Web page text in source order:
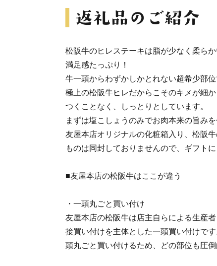
松阪牛のヒレステーキは脂が少なく柔ら
満足感たっぷり！
牛一頭からわずかしかとれない超希少部位
極上の松阪牛ヒレだからこそのキメが細
つくことなく、しっとりとしています。
まずは塩こしょうのみでお肉本来の旨みを
友屋本店オリジナルの化粧箱入り、松阪
ものは同封しておりませんので、ギフトに
■友屋本店の松阪牛はここが違う
・一頭丸ごと買い付け
友屋本店の松阪牛は店主自らによる生産
接買い付けを主体とした一頭買い付けで
頭丸ごと買い付けるため、どの部位も圧倒